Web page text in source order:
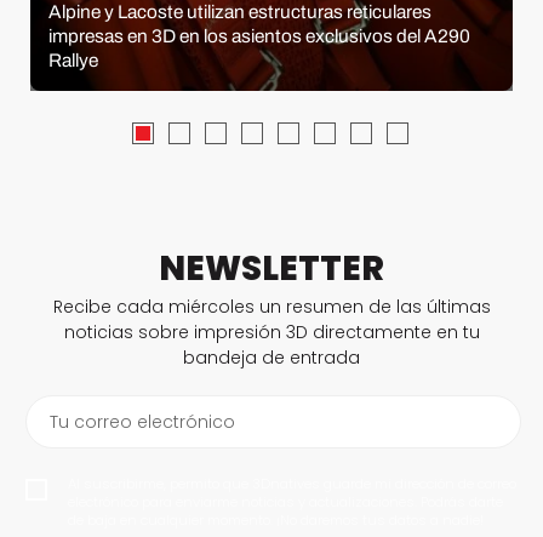
Alpine y Lacoste utilizan estructuras reticulares
impresas en 3D en los asientos exclusivos del A290
Rallye
NEWSLETTER
Recibe cada miércoles un resumen de las últimas
noticias sobre impresión 3D directamente en tu
bandeja de entrada
Tu correo electrónico